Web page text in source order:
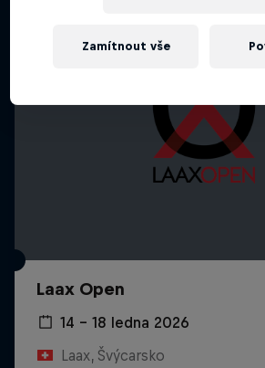
Laax Open
14 – 18 ledna 2026
Laax, Švýcarsko
Zamítnout vše